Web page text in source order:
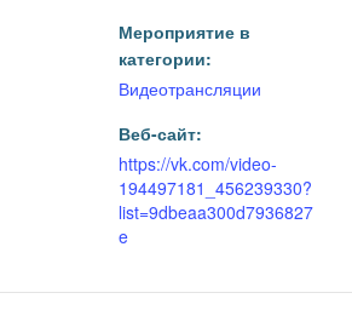
Мероприятие в
категории:
Видеотрансляции
Веб-сайт:
https://vk.com/video-
194497181_456239330?
list=9dbeaa300d7936827
e